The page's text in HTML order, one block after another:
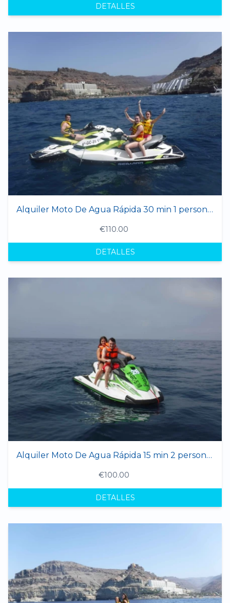
DETALLES
Alquiler Moto De Agua Rápida 30 min 1 persona clone
€110.00
DETALLES
Alquiler Moto De Agua Rápida 15 min 2 personas
€100.00
DETALLES